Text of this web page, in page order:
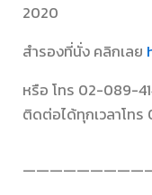
2020
สำรองที่นั่ง คลิกเลย
หรือ โทร 02-089-
ติดต่อได้ทุกเวลาโทร